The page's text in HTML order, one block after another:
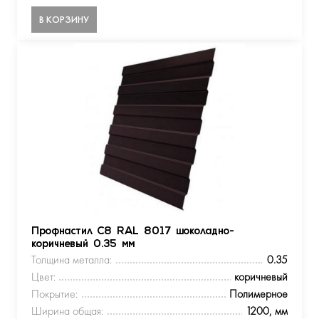
В КОРЗИНУ
Профнастил С8 RAL 8017 шоколадно-
коричневый 0.35 мм
Толщина металла:
0.35
Цвет:
коричневый
Покрытие:
Полимерное
Ширина общая:
1200, мм